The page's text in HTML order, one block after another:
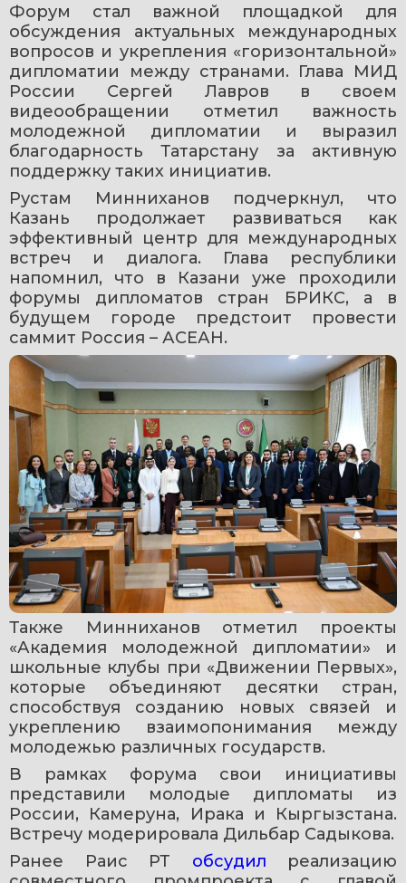
Форум стал важной площадкой для
обсуждения актуальных международных
вопросов и укрепления «горизонтальной»
дипломатии между странами. Глава МИД
России Сергей Лавров в своем
видеообращении отметил важность
молодежной дипломатии и выразил
благодарность Татарстану за активную
поддержку таких инициатив.
Рустам Минниханов подчеркнул, что
Казань продолжает развиваться как
эффективный центр для международных
встреч и диалога. Глава республики
напомнил, что в Казани уже проходили
форумы дипломатов стран БРИКС, а в
будущем городе предстоит провести
саммит Россия – АСЕАН.
Также Минниханов отметил проекты
«Академия молодежной дипломатии» и
школьные клубы при «Движении Первых»,
которые объединяют десятки стран,
способствуя созданию новых связей и
укреплению взаимопонимания между
молодежью различных государств.
В рамках форума свои инициативы
представили молодые дипломаты из
России, Камеруна, Ирака и Кыргызстана.
Встречу модерировала Дильбар Садыкова.
Ранее Раис РТ обсудил реализацию